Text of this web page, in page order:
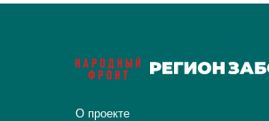
О проекте